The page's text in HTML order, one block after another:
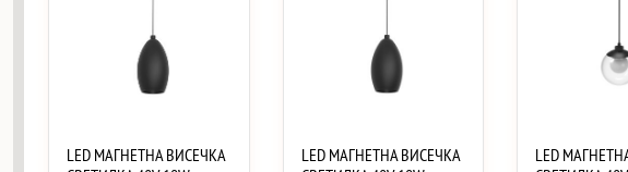
LED МАГНЕТНА ВИСЕЧКА
LED МАГНЕТНА ВИСЕЧКА
LED